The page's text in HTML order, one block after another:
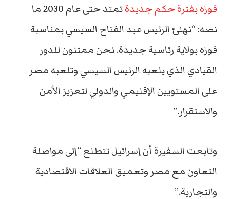
فوزه بفترة حكم جديدة
تمتد حتى عام 2030 ما
نصه: “نهنئ الرئيس عبد الفتاح السيسي بمناسبة
فوزه بولاية رئاسية جديدة. نحن ممتنون للدور
القيادي الذي يلعبه الرئيس السيسي وتلعبه مصر
على المستويين الإقليمي والدولي لتعزيز الأمن
والاستقرار.”
وتابعت السفيرة أن إسرائيل تتطلع “إلى مواصلة
التعاون مع مصر وتعميق العلاقات الاقتصادية
والتجارية.”